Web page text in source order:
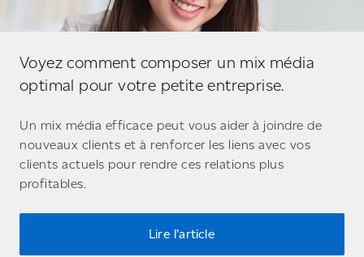
Voyez comment composer un mix média
optimal pour votre petite entreprise.
Un mix média efficace peut vous aider à joindre de
nouveaux clients et à renforcer les liens avec vos
clients actuels pour rendre ces relations plus
profitables.
Lire l’article